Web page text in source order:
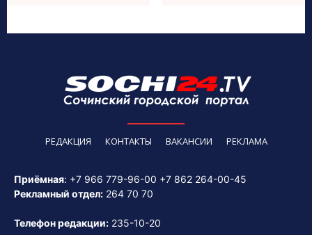
РЕДАКЦИЯ КОНТАКТЫ ВАКАНСИИ РЕКЛАМА
Приёмная: +7 966 779-96-00 +7 862 264-00-45
Рекламный отдел: 264 70 70
Телефон редакции: 235-10-20